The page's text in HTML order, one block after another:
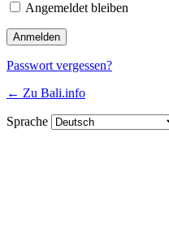
Angemeldet bleiben
Passwort vergessen?
← Zu Bali.info
Sprache